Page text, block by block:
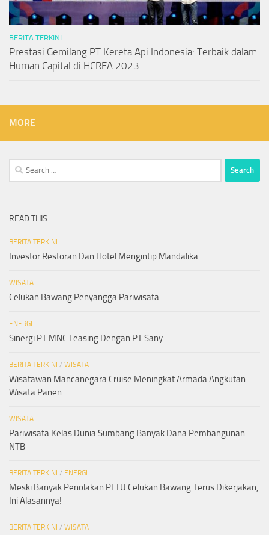
BERITA TERKINI
Prestasi Gemilang PT Kereta Api Indonesia: Terbaik dalam
Human Capital di HCREA 2023
MORE
Search
for:
READ THIS
BERITA TERKINI
Investor Restoran Dan Hotel Mengintip Mandalika
WISATA
Celukan Bawang Penyangga Pariwisata
ENERGI
Sinergi PT MNC Leasing Dengan PT Sany
BERITA TERKINI / WISATA
Wisatawan Mancanegara Cruise Meningkat Armada Angkutan
Wisata Panen
WISATA
Pariwisata Kelas Dunia Sumbang Banyak Dana Pembangunan
NTB
BERITA TERKINI / ENERGI
Meski Banyak Penolakan PLTU Celukan Bawang Terus Dikerjakan,
Ini Alasannya!
BERITA TERKINI / WISATA